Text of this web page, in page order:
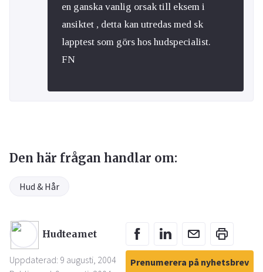
en ganska vanlig orsak till eksem i
ansiktet , detta kan utredas med sk
lapptest som görs hos hudspecialist.
FN
Den här frågan handlar om:
Hud & Hår
Hudteamet
Uppdaterad: 9 augusti, 2004
Prenumerera på nyhetsbrev